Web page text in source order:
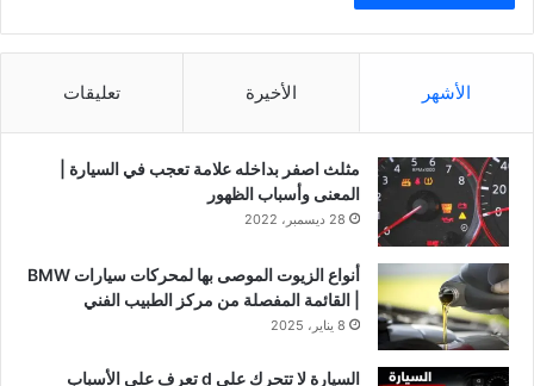
الأشهر الأخيرة تعليقات
مثلث اصفر بداخله علامة تعجب في السيارة |
المعنى وأسباب الظهور
28 ديسمبر، 2022
أنواع الزيوت الموصى بها لمحركات سيارات BMW
| القائمة المفصلة من مركز الطبيب الفني
8 يناير، 2025
السيارة لا تتحرك على d تعرف على الأسباب